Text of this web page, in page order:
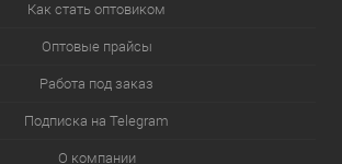
Как стать оптовиком
Оптовые прайсы
Работа под заказ
Подписка на Telegram
О компании